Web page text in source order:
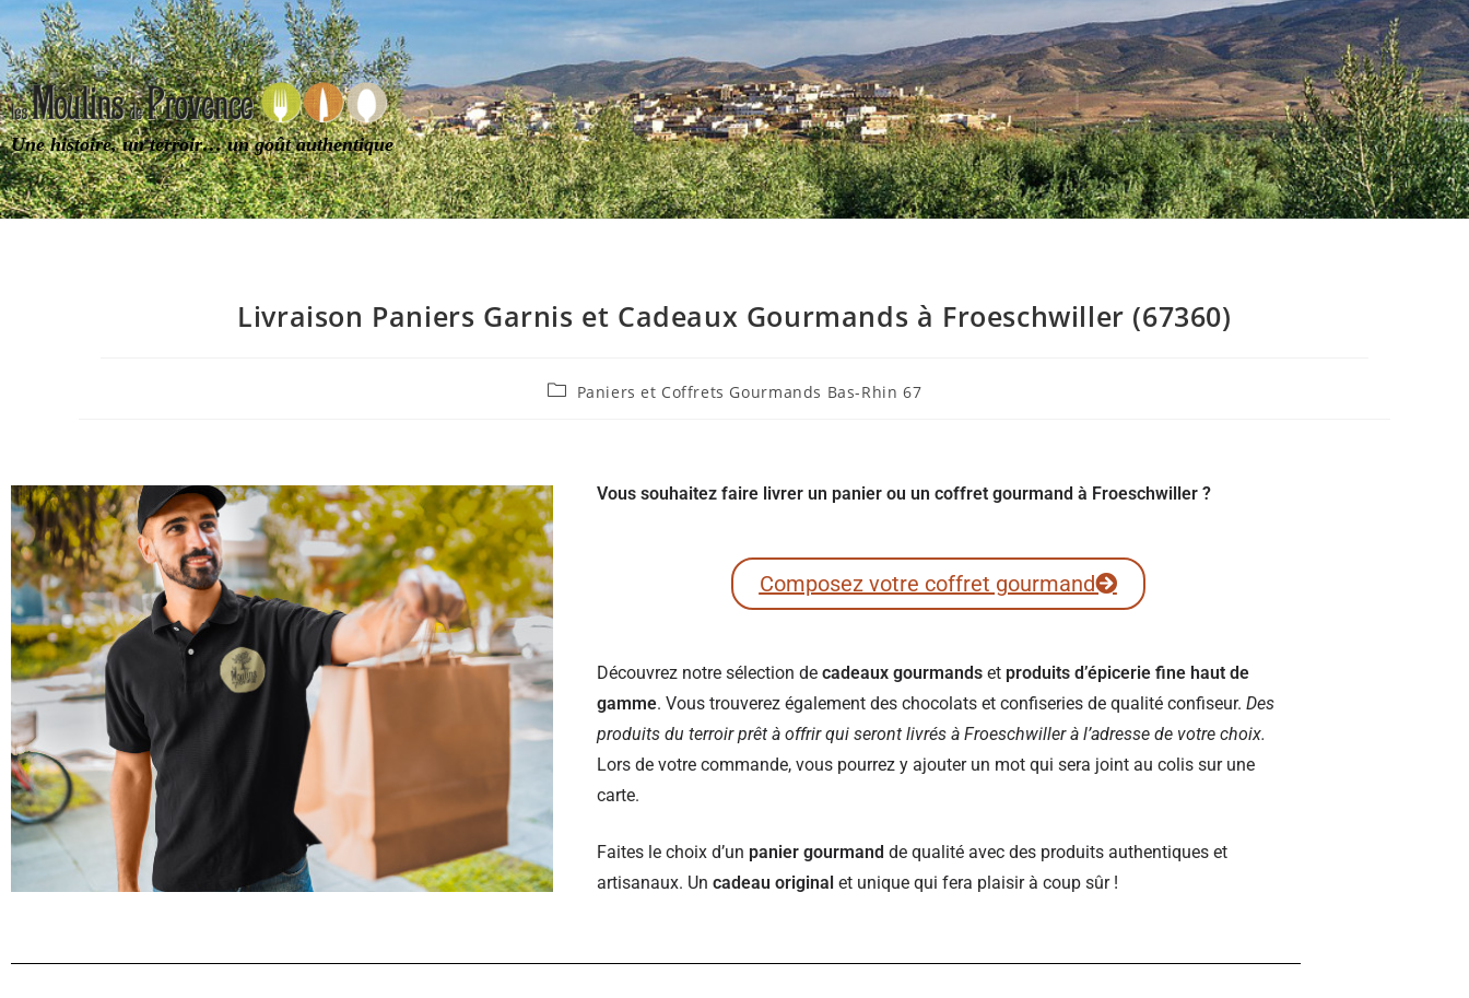
Une histoire, un terroir… un goût authentique
Livraison Paniers Garnis et Cadeaux Gourmands à Froeschwiller (67360)
Paniers et Coffrets Gourmands Bas-Rhin 67
Vous souhaitez faire livrer un panier ou un coffret gourmand à Froeschwiller ?
Composez votre coffret gourmand
Découvrez notre sélection de cadeaux gourmands et produits d’épicerie fine haut de
gamme. Vous trouverez également des chocolats et confiseries de qualité confiseur. Des
produits du terroir prêt à offrir qui seront livrés à Froeschwiller à l’adresse de votre choix.
Lors de votre commande, vous pourrez y ajouter un mot qui sera joint au colis sur une
carte.
Faites le choix d’un panier gourmand de qualité avec des produits authentiques et
artisanaux. Un cadeau original et unique qui fera plaisir à coup sûr !